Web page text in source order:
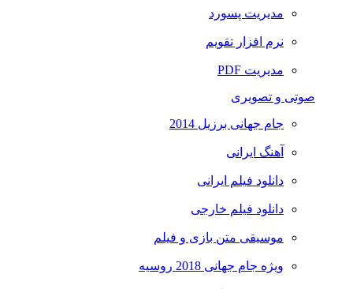
مدیریت پسورد
نرم افزار تقویم
مدیریت PDF
صوتی و تصویری
جام جهانی برزیل 2014
آهنگ ایرانی
دانلود فیلم ایرانی
دانلود فیلم خارجی
موسیقی متن بازی و فیلم
ویژه جام جهانی 2018 روسیه